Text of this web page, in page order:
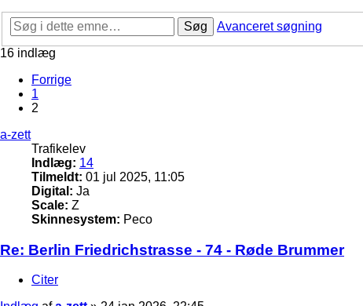
Søg
Avanceret søgning
16 indlæg
Forrige
1
2
a-zett
Trafikelev
Indlæg: 14
Tilmeldt: 01 jul 2025, 11:05
Digital: Ja
Scale: Z
Skinnesystem: Peco
Re: Berlin Friedrichstrasse - 74 - Røde Brummer
Citer